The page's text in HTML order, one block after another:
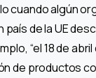
cuando algún
país de la UE
“el 18 de
de productos